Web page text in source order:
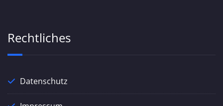
Rechtliches
Datenschutz